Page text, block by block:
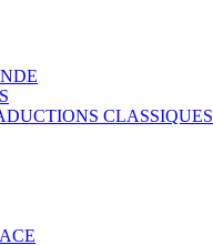
CLASSIQUES